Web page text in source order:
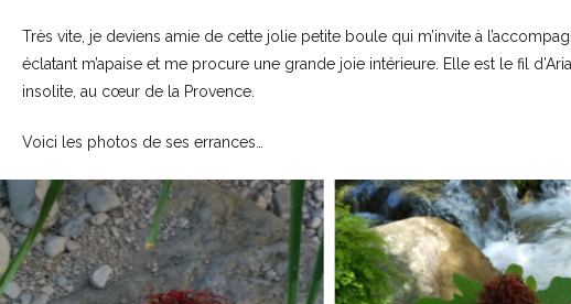
Très vite, je deviens amie de cette jolie petite boule qui m’invite à
éclatant m’apaise et me procure une grande joie intérieure. Elle est le fil
insolite, au cœur de la Provence.
Voici les photos de ses errances…